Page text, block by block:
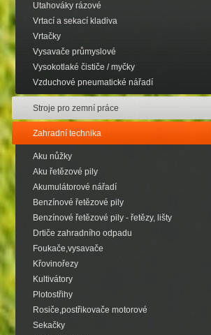
Utahováky rázové
Vrtací a sekací kladiva
Vrtačky
Vysavače průmyslové
Vysokotlaké čističe / myčky
Vzduchové pneumatické nářadí
Stroje pro zemní práce
Zahradní technika
Aku nůžky
Aku řetězové pily
Akumulátorové nářadí
Benzínové řetězové pily
Benzínové řetězové pily - řetězy, lišty
Drtiče zahradního odpadu
Foukače,vysavače
Křovinořezy
Kultivátory
Plotostřihy
Rosiče,postřikovače motorové
Sekačky